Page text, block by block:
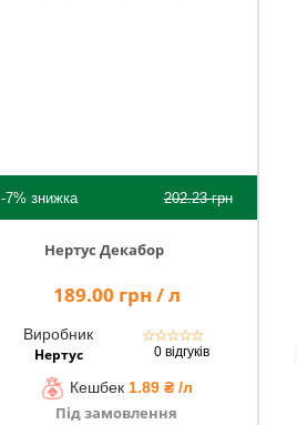
-7% знижка 202.23грн
Нертус Декабор
189.00 грн / л
Виробник
Нертус
☆☆☆☆☆
0 відгуків
Кешбек 1.89 ₴ /л
Під замовлення